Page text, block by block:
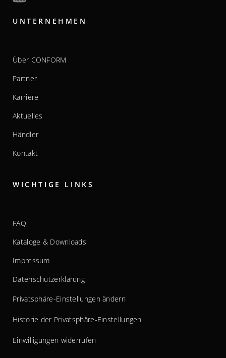
UNTERNEHMEN
Über CONFORM
Partner
Karriere
Aktuelles
Händler
Kontakt
WICHTIGE LINKS
FAQ
Kataloge & Downloads
Impressum
Datenschutzerklärung
Privatsphäre-Einstellungen ändern
Historie der Privatsphäre-Einstellungen
Einwilligungen widerrufen